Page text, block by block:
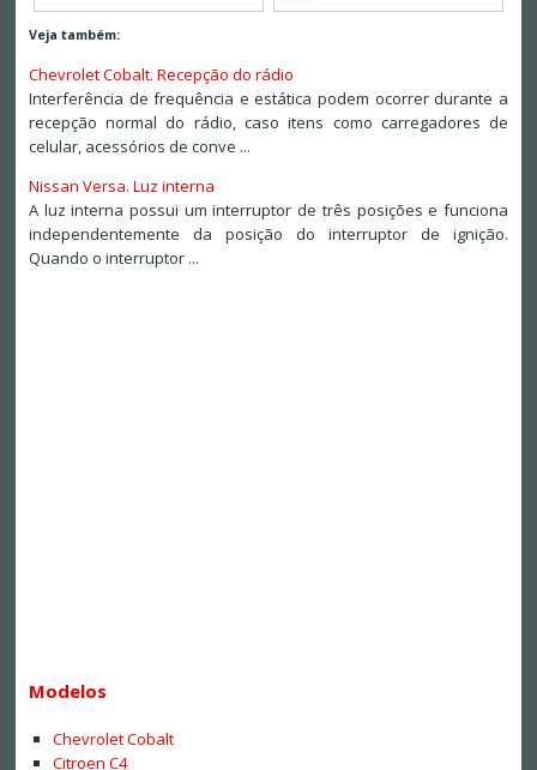
Veja também:
Chevrolet Cobalt. Recepção do rádio
Interferência de frequência e estática podem ocorrer durante a
recepção normal do rádio, caso itens como carregadores de
celular, acessórios de conve ...
Nissan Versa. Luz interna
A luz interna possui um interruptor de três posições e funciona
independentemente da posição do interruptor de ignição.
Quando o interruptor ...
Modelos
Chevrolet Cobalt
Citroen C4